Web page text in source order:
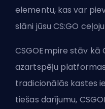
elementu, kas var
slāni jūsu CS:GO
CSGOEmpire stāv kā
azartspēļu
tradicionālās kastes
tiešas darījumu,